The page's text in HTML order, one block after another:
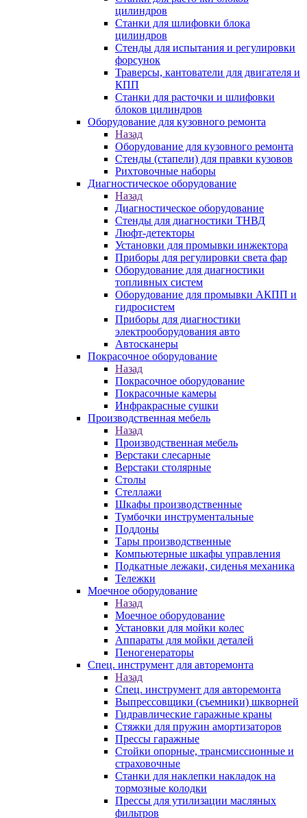
цилиндров
Станки для шлифовки блока
цилиндров
Стенды для испытания и регулировки
форсунок
Траверсы, кантователи для двигателя и
КПП
Станки для расточки и шлифовки
блоков цилиндров
Оборудование для кузовного ремонта
Назад
Оборудование для кузовного ремонта
Стенды (стапели) для правки кузовов
Рихтовочные наборы
Диагностическое оборудование
Назад
Диагностическое оборудование
Стенды для диагностики ТНВД
Люфт-детекторы
Установки для промывки инжектора
Приборы для регулировки света фар
Оборудование для диагностики
топливных систем
Оборудование для промывки АКПП и
гидросистем
Приборы для диагностики
электрооборудования авто
Автосканеры
Покрасочное оборудование
Назад
Покрасочное оборудование
Покрасочные камеры
Инфракрасные сушки
Производственная мебель
Назад
Производственная мебель
Верстаки слесарные
Верстаки столярные
Столы
Стеллажи
Шкафы производственные
Тумбочки инструментальные
Поддоны
Тары производственные
Компьютерные шкафы управления
Подкатные лежаки, сиденья механика
Тележки
Моечное оборудование
Назад
Моечное оборудование
Установки для мойки колес
Аппараты для мойки деталей
Пеногенераторы
Спец. инструмент для авторемонта
Назад
Спец. инструмент для авторемонта
Выпрессовщики (съемники) шкворней
Гидравлические гаражные краны
Стяжки для пружин амортизаторов
Прессы гаражные
Стойки опорные, трансмиссионные и
страховочные
Станки для наклепки накладок на
тормозные колодки
Прессы для утилизации масляных
фильтров